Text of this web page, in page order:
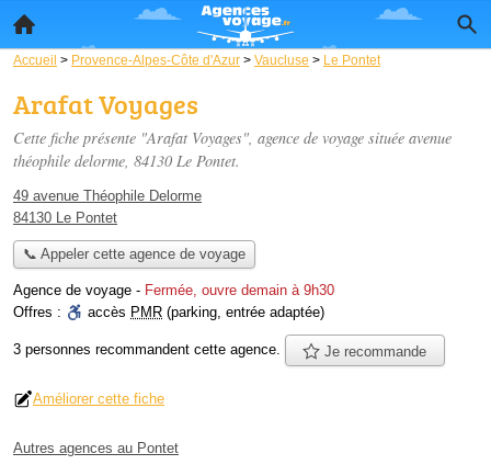
Accueil > Provence-Alpes-Côte d'Azur > Vaucluse > Le Pontet
Arafat Voyages
Cette fiche présente "Arafat Voyages", agence de voyage située avenue
théophile delorme, 84130 Le Pontet.
49 avenue Théophile Delorme
84130 Le Pontet
📞 Appeler cette agence de voyage
Agence de voyage - Fermée, ouvre demain à 9h30
Offres :
accès PMR (parking, entrée adaptée)
3 personnes recommandent cette agence. Je recommande
Améliorer cette fiche
Autres agences au Pontet